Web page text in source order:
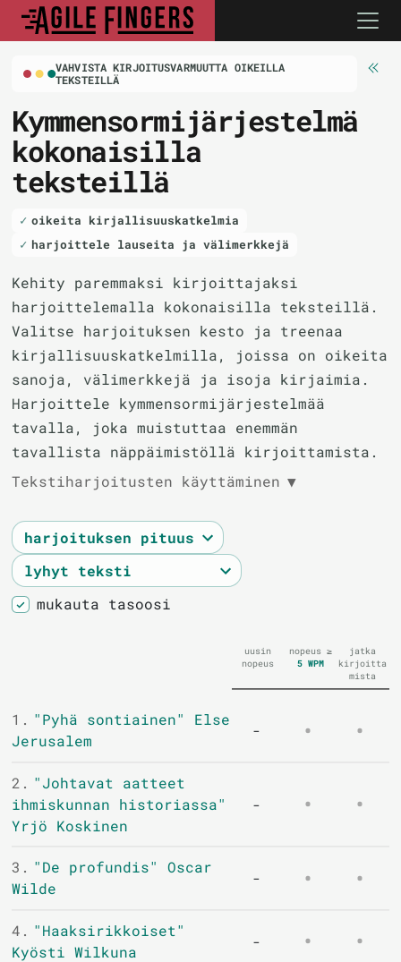
VAHVISTA KIRJOITUSVARMUUTTA OIKEILLA
TEKSTEILLÄ
Kymmensormijärjestelmä
kokonaisilla
teksteillä
oikeita kirjallisuuskatkelmia
harjoittele lauseita ja välimerkkejä
Kehity paremmaksi kirjoittajaksi
harjoittelemalla kokonaisilla teksteillä.
Valitse harjoituksen kesto ja treenaa
kirjallisuuskatkelmilla, joissa on oikeita
sanoja, välimerkkejä ja isoja kirjaimia.
Harjoittele kymmensormijärjestelmää
tavalla, joka muistuttaa enemmän
tavallista näppäimistöllä kirjoittamista.
Tekstiharjoitusten käyttäminen ▼
mukauta tasoosi
uusin
nopeus
nopeus ≥
5 WPM
jatka
kirjoitta
mista
1. "Pyhä sontiainen" Else
Jerusalem
-
2. "Johtavat aatteet
ihmiskunnan historiassa"
Yrjö Koskinen
-
3. "De profundis" Oscar
Wilde
-
4. "Haaksirikkoiset"
Kyösti Wilkuna
-